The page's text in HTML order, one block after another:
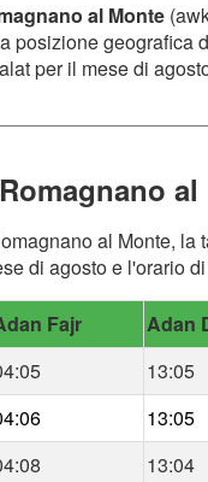
al Monte
posizione geografica
per il mese di
al
al Monte,
di agosto e l'orario
Fajr Adan
13:05
13:05
13:04